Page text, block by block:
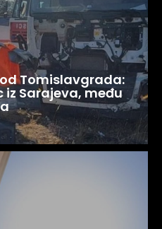
Tomislavgrada:
Sarajeva, među